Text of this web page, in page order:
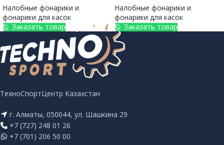
Налобные фонарики и
фонарики для касок
Заказать товар
Налобные фонарики и
фонарики для касок
Заказать товар
ТехноСпортЦентр Казахстан
г. Алматы, 050044, ул. Шашкина 29
+7 (727) 248 01 26
+7 (701) 206 50 00